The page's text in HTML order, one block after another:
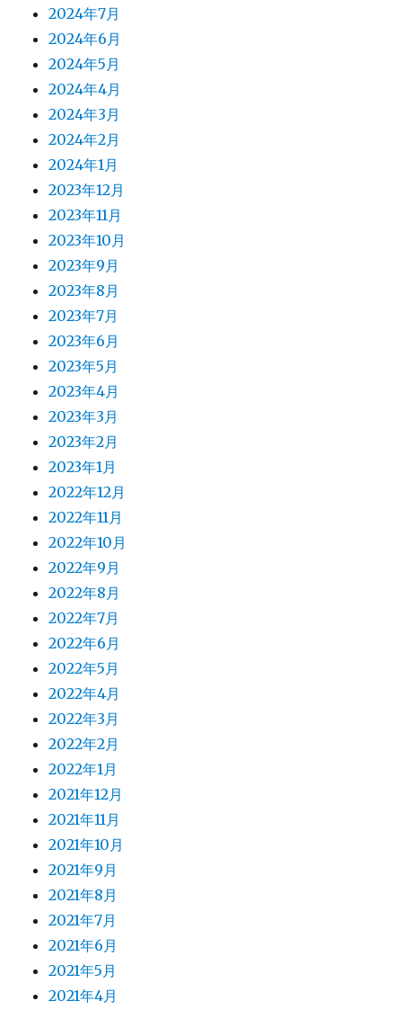
2024年7月
2024年6月
2024年5月
2024年4月
2024年3月
2024年2月
2024年1月
2023年12月
2023年11月
2023年10月
2023年9月
2023年8月
2023年7月
2023年6月
2023年5月
2023年4月
2023年3月
2023年2月
2023年1月
2022年12月
2022年11月
2022年10月
2022年9月
2022年8月
2022年7月
2022年6月
2022年5月
2022年4月
2022年3月
2022年2月
2022年1月
2021年12月
2021年11月
2021年10月
2021年9月
2021年8月
2021年7月
2021年6月
2021年5月
2021年4月